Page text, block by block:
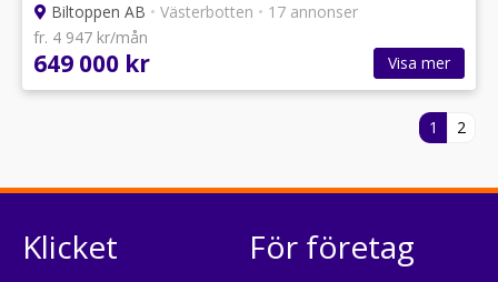
Biltoppen AB • Västerbotten • 17 annonser
fr. 4 947 kr/mån
649 000 kr Visa mer
1 2
Klicket För företag